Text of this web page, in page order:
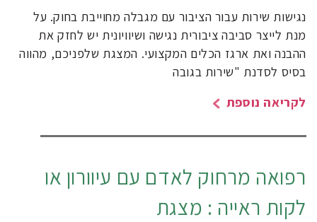
נגישות שירות עבור הציבור עם מגבלה מחוייבת בחוק. על
מנת לייצר סביבה ציבורית נגישה ושיוויונית יש לחזק את
ההבנה ואת ארגז הכלים המקצועי. המצגת שלפניכם, מהווה
בסיס לסדנת "שירות בגובה
לקריאה נוספת
רפואה מרחוק לאדם עם עיוורון או
לקות ראייה : מצגת